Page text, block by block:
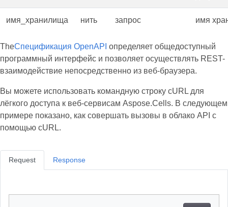
имя_хранилища нить запрос имя
TheСпецификация OpenAPI определяет общедоступный
программный интерфейс и позволяет осуществлять REST-
взаимодействие непосредственно из веб-браузера.
Вы можете использовать командную строку cURL для
лёгкого доступа к веб-сервисам Aspose.Cells. В следующем
примере показано, как совершать вызовы в облако API с
помощью cURL.
Request Response